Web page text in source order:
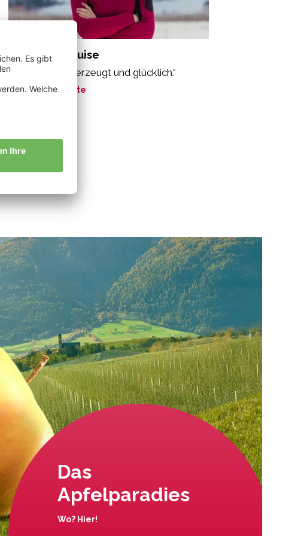
Stark Maria Luise
“Biologisch, überzeugt und glücklich.“
Meine Geschichte
Das
Apfelparadies
Wo? Hier!